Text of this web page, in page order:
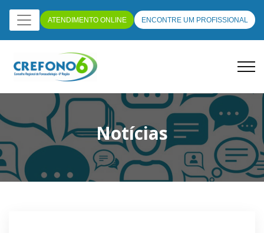
ATENDIMENTO ONLINE ENCONTRE UM PROFISSIONAL
Notícias